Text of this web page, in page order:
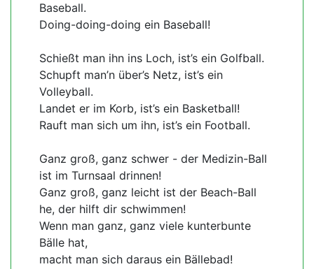
Baseball.
Doing-doing-doing ein Baseball!
Schießt man ihn ins Loch, ist’s ein Golfball.
Schupft man’n über’s Netz, ist’s ein
Volleyball.
Landet er im Korb, ist’s ein Basketball!
Rauft man sich um ihn, ist’s ein Football.
Ganz groß, ganz schwer - der Medizin-Ball
ist im Turnsaal drinnen!
Ganz groß, ganz leicht ist der Beach-Ball
he, der hilft dir schwimmen!
Wenn man ganz, ganz viele kunterbunte
Bälle hat,
macht man sich daraus ein Bällebad!